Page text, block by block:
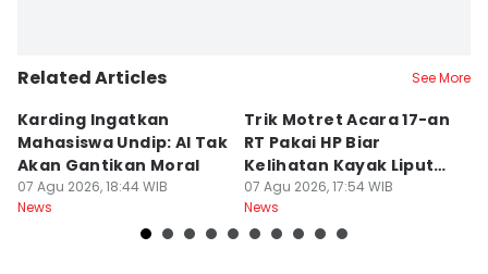
Related Articles See More
Karding Ingatkan
Mahasiswa Undip: AI Tak
Akan Gantikan Moral
07 Agu 2026, 18:44 WIB
News
Trik Motret Acara 17-an
RT Pakai HP Biar
Kelihatan Kayak Liputan
Festival Nasional
07 Agu 2026, 17:54 WIB
News